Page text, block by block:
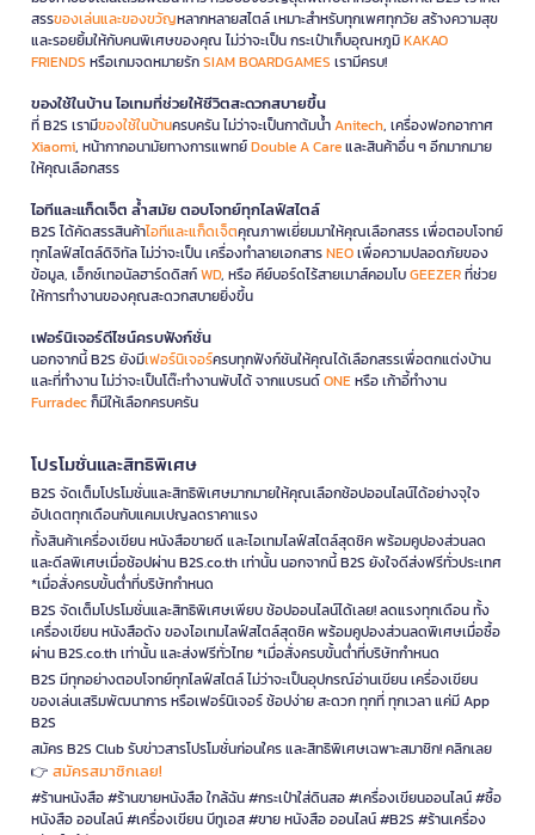
สรรของเล่นและของขวัญหลากหลายสไตล์ เหมาะสำหรับทุกเพศทุกวัย สร้างความสุข
และรอยยิ้มให้กับคนพิเศษของคุณ ไม่ว่าจะเป็น กระเป๋าเก็บอุณหภูมิKAKAO
FRIENDS หรือเกมจดหมายรักSIAM BOARDGAMES เรามีครบ!
ของใช้ในบ้าน ไอเทมที่ช่วยให้ชีวิตสะดวกสบายขึ้น
ที่ B2S เรามีของใช้ในบ้านครบครัน ไม่ว่าจะเป็นกาต้มน้ำAnitech, เครื่องฟอกอากาศ
Xiaomi, หน้ากากอนามัยทางการแพทย์Double A Careและสินค้าอื่น ๆ อีกมากมาย
ให้คุณเลือกสรร
ไอทีและแก็ดเจ็ต ล้ำสมัย ตอบโจทย์ทุกไลฟ์สไตล์
B2S ได้คัดสรรสินค้าไอทีและแก็ดเจ็ตคุณภาพเยี่ยมมาให้คุณเลือกสรร เพื่อตอบโจทย์
ทุกไลฟ์สไตล์ดิจิทัล ไม่ว่าจะเป็น เครื่องทำลายเอกสารNEOเพื่อความปลอดภัยของ
ข้อมูล, เอ็กซ์เทอนัลฮาร์ดดิสก์WD, หรือ คีย์บอร์ดไร้สายเมาส์คอมโบGEEZERที่ช่วย
ให้การทำงานของคุณสะดวกสบายยิ่งขึ้น
เฟอร์นิเจอร์ดีไซน์ครบฟังก์ชั่น
นอกจากนี้ B2S ยังมีเฟอร์นิเจอร์ครบทุกฟังก์ชันให้คุณได้เลือกสรรเพื่อตกแต่งบ้าน
และที่ทำงาน ไม่ว่าจะเป็นโต๊ะทำงานพับได้ จากแบรนด์ONEหรือ เก้าอี้ทำงาน
Furradecก็มีให้เลือกครบครัน
โปรโมชั่นและสิทธิพิเศษ
B2S จัดเต็มโปรโมชั่นและสิทธิพิเศษมากมายให้คุณเลือกช้อปออนไลน์ได้อย่างจุใจ
อัปเดตทุกเดือนกับแคมเปญลดราคาแรง
ทั้งสินค้าเครื่องเขียน หนังสือขายดี และไอเทมไลฟ์สไตล์สุดชิค พร้อมคูปองส่วนลด
และดีลพิเศษเมื่อช้อปผ่าน B2S.co.th เท่านั้น นอกจากนี้ B2S ยังใจดีส่งฟรีทั่วประเทศ
*เมื่อสั่งครบขั้นต่ำที่บริษัทกำหนด
B2S จัดเต็มโปรโมชั่นและสิทธิพิเศษเพียบ ช้อปออนไลน์ได้เลย! ลดแรงทุกเดือน ทั้ง
เครื่องเขียน หนังสือดัง ของไอเทมไลฟ์สไตล์สุดชิค พร้อมคูปองส่วนลดพิเศษเมื่อซื้อ
ผ่าน B2S.co.th เท่านั้น และส่งฟรีทั่วไทย *เมื่อสั่งครบขั้นต่ำที่บริษัทกำหนด
B2S มีทุกอย่างตอบโจทย์ทุกไลฟ์สไตล์ ไม่ว่าจะเป็นอุปกรณ์อ่านเขียน เครื่องเขียน
ของเล่นเสริมพัฒนาการ หรือเฟอร์นิเจอร์ ช้อปง่าย สะดวก ทุกที่ ทุกเวลา แค่มี App
B2S
สมัคร B2S Club รับข่าวสารโปรโมชั่นก่อนใคร และสิทธิพิเศษเฉพาะสมาชิก! คลิกเลย
👉 สมัครสมาชิกเลย!
#ร้านหนังสือ #ร้านขายหนังสือ ใกล้ฉัน #กระเป๋าใส่ดินสอ #เครื่องเขียนออนไลน์ #ซื้อ
หนังสือ ออนไลน์ #เครื่องเขียน บีทูเอส #ขาย หนังสือ ออนไลน์ #B2S #ร้านเครื่อง